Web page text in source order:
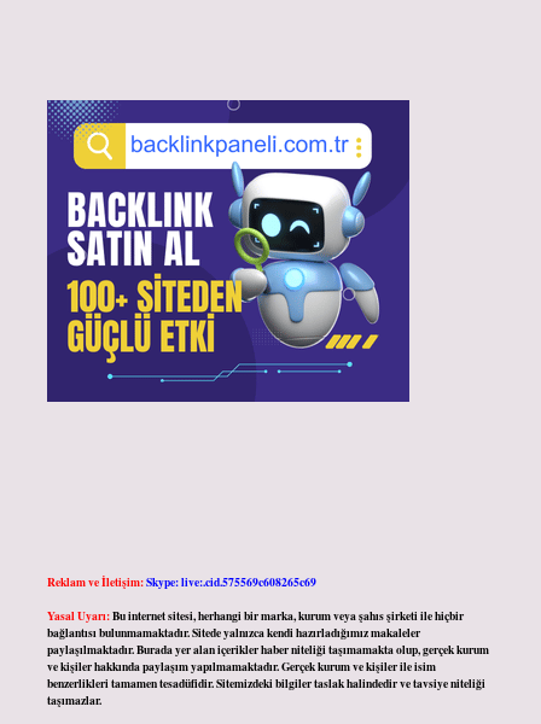
Reklam ve İletişim:Skype: live:.cid.575569c608265c69
Yasal Uyarı:Bu internet sitesi, herhangi bir marka, kurum veya şahıs şirketi ile hiçbir
bağlantısı bulunmamaktadır. Sitede yalnızca kendi hazırladığımız makaleler
paylaşılmaktadır. Burada yer alan içerikler haber niteliği taşımamakta olup, gerçek kurum
ve kişiler hakkında paylaşım yapılmamaktadır. Gerçek kurum ve kişiler ile isim
benzerlikleri tamamen tesadüfidir. Sitemizdeki bilgiler taslak halindedir ve tavsiye niteliği
taşımazlar.